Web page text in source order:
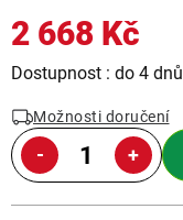
2 668 Kč
Měrná
Dostupnost : do 4 dnů
Možnosti doručení